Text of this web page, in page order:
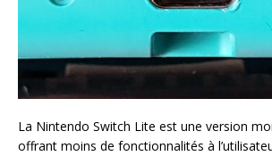
La Nintendo Switch Lite est une version
offrant moins de fonctionnalités à